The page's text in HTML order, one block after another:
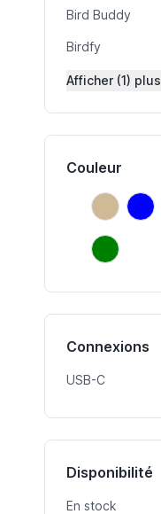
Bird Buddy
Birdfy
Afficher (1) plus
Couleur
Beige
BeigeBleu
Bleu
Vert
Vert
Connexions
USB-C
Disponibilité
En stock